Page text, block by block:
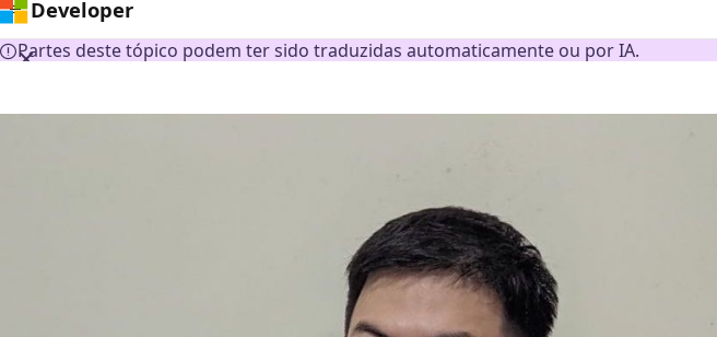
Developer
Partes deste tópico podem ter sido traduzidas automaticamente ou por IA.